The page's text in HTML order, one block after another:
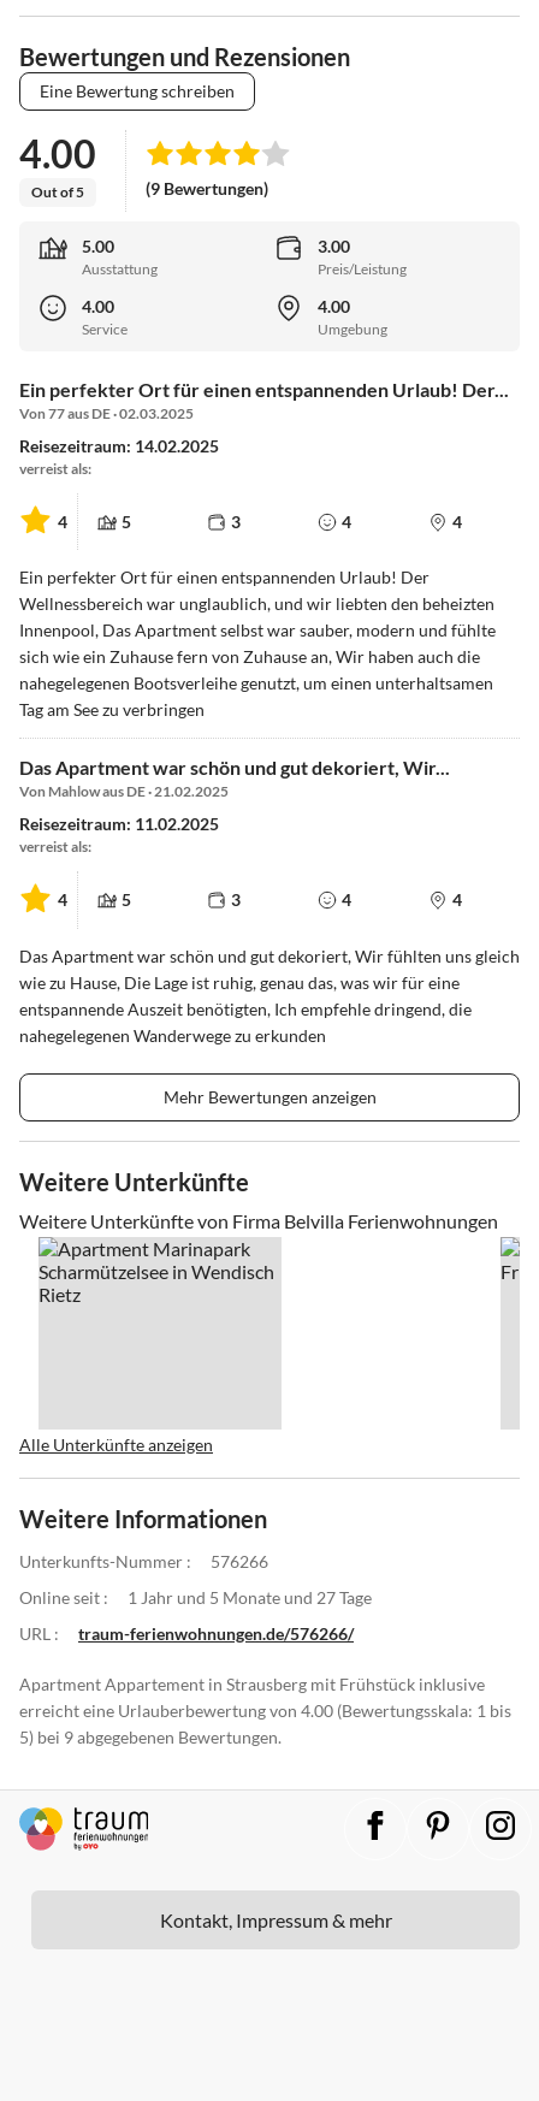
Bewertungen und Rezensionen
Eine Bewertung schreiben
4.00
Out of 5 (9 Bewertungen)
5.00
Ausstattung
3.00
Preis/Leistung
4.00
Service
4.00
Umgebung
Ein perfekter Ort für einen entspannenden Urlaub! Der...
Von 77 aus DE · 02.03.2025
Reisezeitraum: 14.02.2025
verreist als:
4 5 3 4 4
Ein perfekter Ort für einen entspannenden Urlaub! Der
Wellnessbereich war unglaublich, und wir liebten den beheizten
Innenpool, Das Apartment selbst war sauber, modern und fühlte
sich wie ein Zuhause fern von Zuhause an, Wir haben auch die
nahegelegenen Bootsverleihe genutzt, um einen unterhaltsamen
Tag am See zu verbringen
Das Apartment war schön und gut dekoriert, Wir...
Von Mahlow aus DE · 21.02.2025
Reisezeitraum: 11.02.2025
verreist als:
4 5 3 4 4
Das Apartment war schön und gut dekoriert, Wir fühlten uns gleich
wie zu Hause, Die Lage ist ruhig, genau das, was wir für eine
entspannende Auszeit benötigten, Ich empfehle dringend, die
nahegelegenen Wanderwege zu erkunden
Mehr Bewertungen anzeigen
Weitere Unterkünfte
Weitere Unterkünfte von Firma Belvilla Ferienwohnungen
Alle Unterkünfte anzeigen
Weitere Informationen
Unterkunfts-Nummer :
576266
Online seit :
1 Jahr und 5 Monate und 27 Tage
URL :
traum-ferienwohnungen.de/576266/
Apartment Appartement in Strausberg mit Frühstück inklusive
erreicht eine Urlauberbewertung von 4.00 (Bewertungsskala: 1 bis
5) bei 9 abgegebenen Bewertungen.
Kontakt, Impressum & mehr